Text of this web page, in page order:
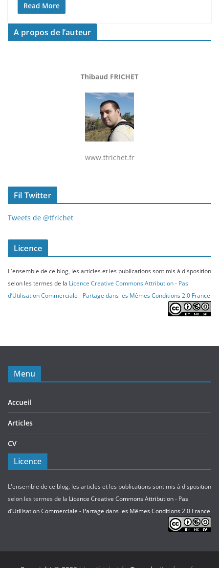
Read More
A propos de l’auteur
Thibaud FRICHET
www.tfrichet.fr
Fil Twitter
Tweets de @tfrichet
Licence
L'ensemble de ce blog, les articles et les publications sont mis à disposition
selon les termes de la Licence Creative Commons Attribution - Pas
d’Utilisation Commerciale - Partage dans les Mêmes Conditions 2.0 France
Menu
Accueil
Articles
CV
Licence
L'ensemble de ce blog, les articles et les publications sont mis à disposition
selon les termes de la Licence Creative Commons Attribution - Pas
d’Utilisation Commerciale - Partage dans les Mêmes Conditions 2.0 France